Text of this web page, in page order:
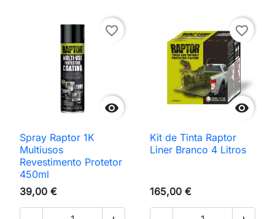

favorite_border
Spray Raptor 1K
Multiusos
Revestimento Protetor
450ml
39,00 €

favorite_border
Kit de Tinta Raptor
Liner Branco 4 Litros
165,00 €